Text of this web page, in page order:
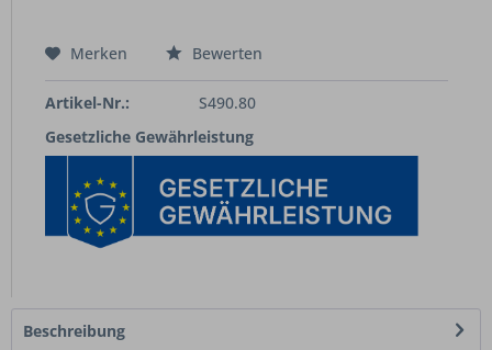
Merken Bewerten
Artikel-Nr.:
S490.80
Gesetzliche Gewährleistung
Beschreibung